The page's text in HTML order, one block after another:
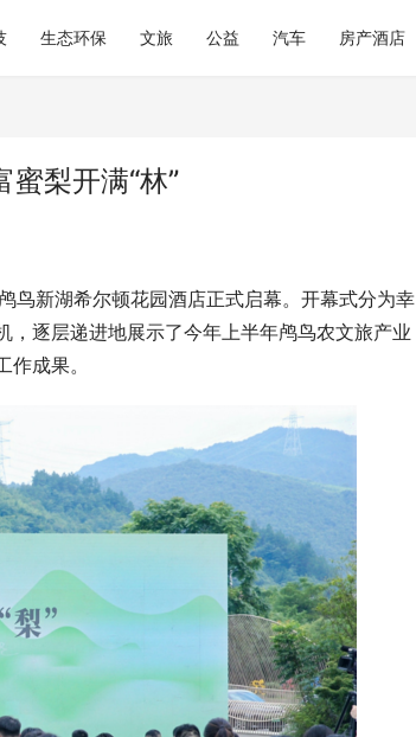
生态环保 文旅 公益 汽车 房产酒店
梨开满“林”
鸟新湖希尔顿花园酒店正式启幕。开幕式分为幸
逐层递进地展示了今年上半年鸬鸟农文旅产业
成果。